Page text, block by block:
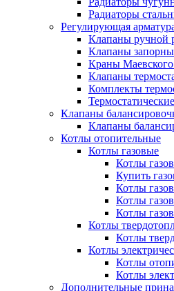
Радиаторы
Регулирующая
Клапаны ручной
Клапаны
Краны Маевского
Клапаны
Комплекты
Клапаны
Клапаны
Котлы отопительные
Котлы газовые
Котлы
Купить
Котлы
Котлы
Котлы
Котлы
Котлы
Котлы
Котлы
Котлы
Дополнительные